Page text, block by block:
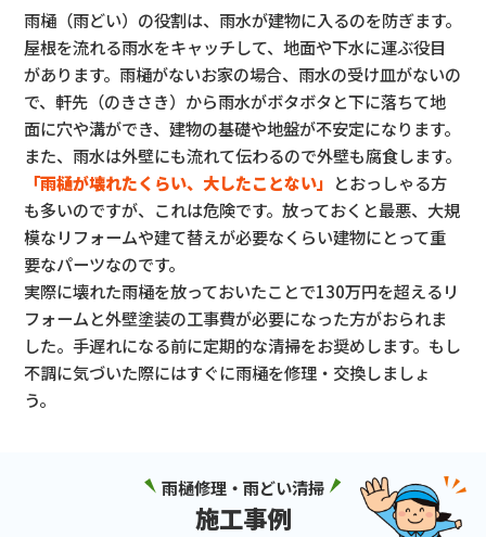
雨樋（雨どい）の役割は、雨水が建物に入るのを防ぎます。
屋根を流れる雨水をキャッチして、地面や下水に運ぶ役目
があります。雨樋がないお家の場合、雨水の受け皿がないの
で、軒先（のきさき）から雨水がボタボタと下に落ちて地
面に穴や溝ができ、建物の基礎や地盤が不安定になります。
また、雨水は外壁にも流れて伝わるので外壁も腐食します。
「雨樋が壊れたくらい、大したことない」 とおっしゃる方
も多いのですが、これは危険です。放っておくと最悪、大規
模なリフォームや建て替えが必要なくらい建物にとって重
要なパーツなのです。
実際に壊れた雨樋を放っておいたことで130万円を超えるリ
フォームと外壁塗装の工事費が必要になった方がおられま
した。手遅れになる前に定期的な清掃をお奨めします。もし
不調に気づいた際にはすぐに雨樋を修理・交換しましょ
う。
雨樋修理・雨どい清掃
施工事例